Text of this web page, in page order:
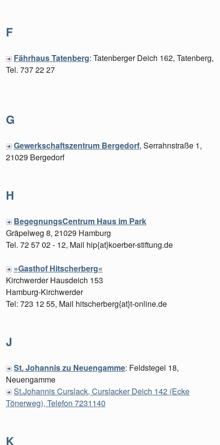
F
Fährhaus Tatenberg: Tatenberger Deich 162, Tatenberg,
Tel. 737 22 27
G
Gewerkschaftszentrum Bergedorf, Serrahnstraße 1,
21029 Bergedorf
H
BegegnungsCentrum Haus im Park
Gräpelweg 8, 21029 Hamburg
Tel. 72 57 02 - 12, Mail hip{at}koerber-stiftung.de
»Gasthof Hitscherberg«
Kirchwerder Hausdeich 153
Hamburg-Kirchwerder
Tel: 723 12 55, Mail hitscherberg{at}t-online.de
J
St. Johannis zu Neuengamme: Feldstegel 18,
Neuengamme
St.Johannis Curslack, Curslacker Deich 142 (Ecke
Tönerweg), Telefon 7231140
K